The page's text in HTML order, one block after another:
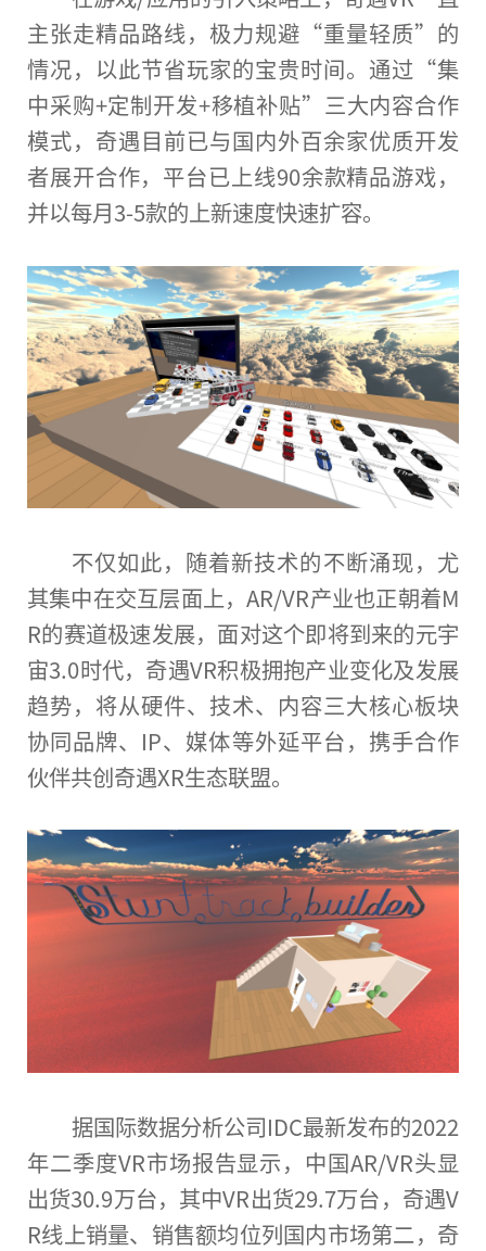
主张走精品路线，极力规避“重量轻质”的
情况，以此节省玩家的宝贵时间。通过“集
中采购+定制开发+移植补贴”三大内容合作
模式，奇遇目前已与国内外百余家优质开发
者展开合作， 平台已上线90余款精品游戏，
并以每月3-5款的上新速度快速扩容。
不仅如此，随着新技术的不断涌现，尤
其集中在交互层面上，AR/VR产业也正朝着M
R的赛道极速发展，面对这个即将到来的元宇
宙3.0时代，奇遇VR积极拥抱产业变化及发展
趋势，将从硬件、技术、内容三大核心板块
协同品牌、IP、媒体等外延平台，携手合作
伙伴共创奇遇XR生态联盟。
据国际数据分析公司IDC最新发布的2022
年二季度VR市场报告显示， 中国AR/VR头显
出货30.9万台，其中VR出货29.7万台，奇遇V
R线上销量、销售额均位列国内市场第二，奇